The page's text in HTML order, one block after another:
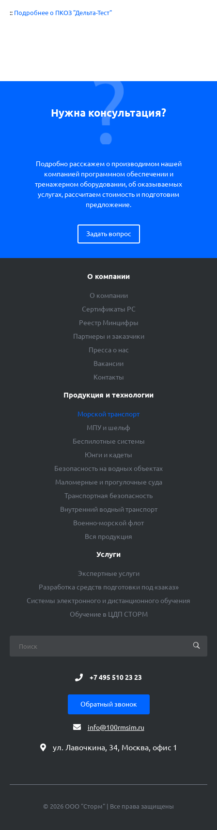
:: Подробнее о ПКОЗ "Дельта-Тест"
Нужна консультация?
Подробно расскажем о производимом нашей
компанией программном обеспечении и
тренажерном оборудовании, об оказываемых
услугах, рассчитаем стоимость и подготовим
предложение.
Задать вопрос
О компании
О компании
Сертификаты РС
Реестр Минцифры
Партнеры и заказчики
Пресса о нас
Вакансии
Контакты
Продукция и технологии
Морской транспорт
МПУ и шельф
Беспилотные системы
Юнги и кадеты
Безопасность на водных объектах
Маломерные и прогулочные суда
Транспортная безопасность
Внутренний водный транспорт
Военно-морской флот
Вся продукция
Услуги
Экспертные услуги
Разработка средств подготовки под «заказ»
Системы электронного и дистанционного обучения
Обучение в ЦДП СТОРМ
+7 495 510 23 23
Обратный звонок
info@100rmsim.ru
ул. Лавочкина, 34, Москва, офис 1
© 2026 ООО "Сторм" | Все права защищены